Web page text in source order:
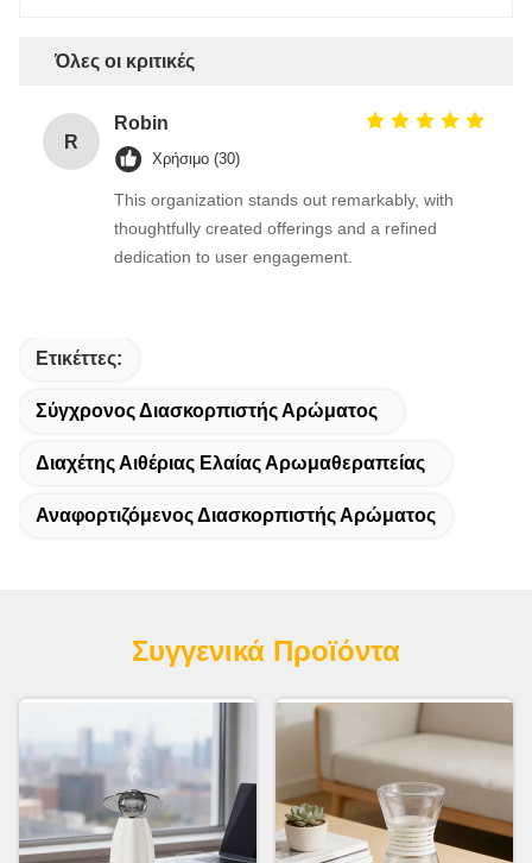
Όλες οι κριτικές
R
Robin
Χρήσιμο (30)
This organization stands out remarkably, with
thoughtfully created offerings and a refined
dedication to user engagement.
Ετικέττες:
Σύγχρονος Διασκορπιστής Αρώματος
Διαχέτης Αιθέριας Ελαίας Αρωμαθεραπείας
Αναφορτιζόμενος Διασκορπιστής Αρώματος
Συγγενικά Προϊόντα